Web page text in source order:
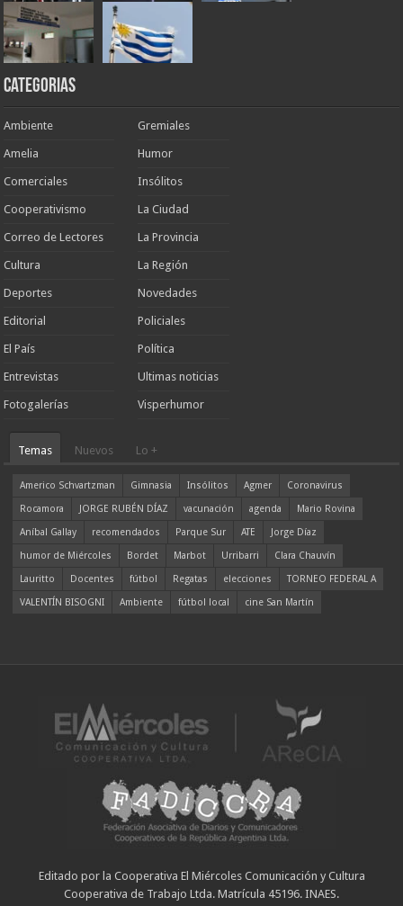
Categorias
Ambiente
Amelia
Comerciales
Cooperativismo
Correo de Lectores
Cultura
Deportes
Editorial
El País
Entrevistas
Fotogalerías
Gremiales
Humor
Insólitos
La Ciudad
La Provincia
La Región
Novedades
Policiales
Política
Ultimas noticias
Visperhumor
Temas Nuevos Lo +
Americo Schvartzman Gimnasia Insólitos Agmer
Coronavirus
Rocamora
JORGE RUBÉN DÍAZ vacunación agenda
Mario Rovina
Aníbal Gallay
recomendados Parque Sur ATE
Jorge Díaz
humor de Miércoles
Bordet Marbot Urribarri
Clara Chauvín
Lauritto
Docentes fútbol Regatas elecciones
TORNEO FEDERAL A
VALENTÍN BISOGNI
Ambiente fútbol local cine San Martín
Editado por la Cooperativa El Miércoles Comunicación y Cultura
Cooperativa de Trabajo Ltda. Matrícula 45196. INAES.